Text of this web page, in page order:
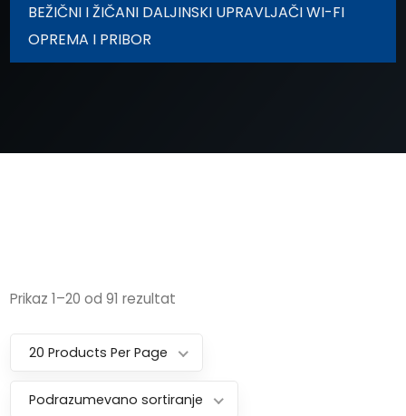
BEŽIČNI I ŽIČANI DALJINSKI UPRAVLJAČI WI-FI
OPREMA I PRIBOR
Prikaz 1–20 od 91 rezultat
20 Products Per Page
Podrazumevano sortiranje